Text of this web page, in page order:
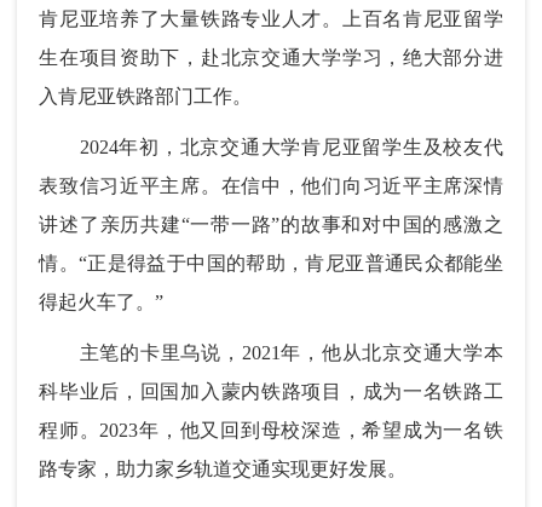
肯尼亚培养了大量铁路专业人才。上百名肯尼亚留学
生在项目资助下，赴北京交通大学学习，绝大部分进
入肯尼亚铁路部门工作。
2024年初，北京交通大学肯尼亚留学生及校友代
表致信习近平主席。在信中，他们向习近平主席深情
讲述了亲历共建“一带一路”的故事和对中国的感激之
情。“正是得益于中国的帮助，肯尼亚普通民众都能坐
得起火车了。”
主笔的卡里乌说，2021年，他从北京交通大学本
科毕业后，回国加入蒙内铁路项目，成为一名铁路工
程师。2023年，他又回到母校深造，希望成为一名铁
路专家，助力家乡轨道交通实现更好发展。